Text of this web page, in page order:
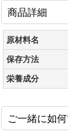
商品詳細
原材料名
保存方法
栄養成分
ご一緒に如